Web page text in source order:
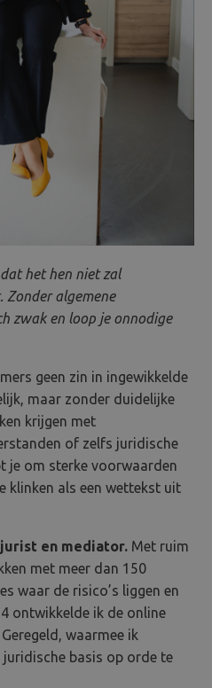
dat het hen niet zal
Zonder algemene
zwak en loop je onnodige
geen zin in ingewikkelde
maar zonder duidelijke
krijgen met
of zelfs juridische
je om sterke voorwaarden
klinken als een wettekst uit
en mediator. Met ruim
met meer dan 150
waar de risico’s liggen en
ontwikkelde ik de online
waarmee ik
basis op orde te